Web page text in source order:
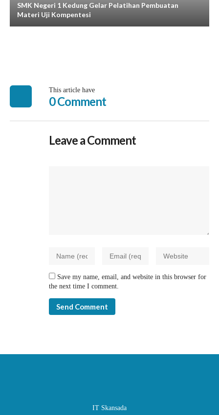
SMK Negeri 1 Kedung Gelar Pelatihan Pembuatan
Materi Uji Kompentesi
This article have
0 Comment
Leave a Comment
Save my name, email, and website in this browser for
the next time I comment.
IT Skansada